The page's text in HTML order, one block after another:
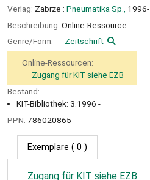
Verlag: Zabrze : Pneumatika Sp.,
1996-
Beschreibung: Online-Ressource
Genre/Form:
Zeitschrift
Online-Ressourcen:
Zugang für KIT siehe EZB
Bestand:
KIT-Bibliothek: 3.1996 -
PPN: 786020865
Exemplare ( 0 )
Zugang für KIT siehe EZB